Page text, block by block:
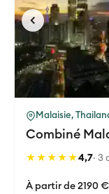
Malaisie,
Combiné
★★★★★4,7· 3
À partir de 2190 €